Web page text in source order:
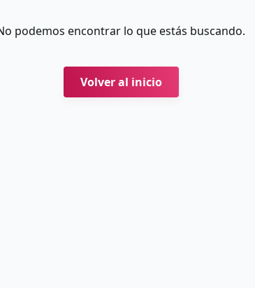
podemos encontrar lo que estás buscando.
Volver al inicio